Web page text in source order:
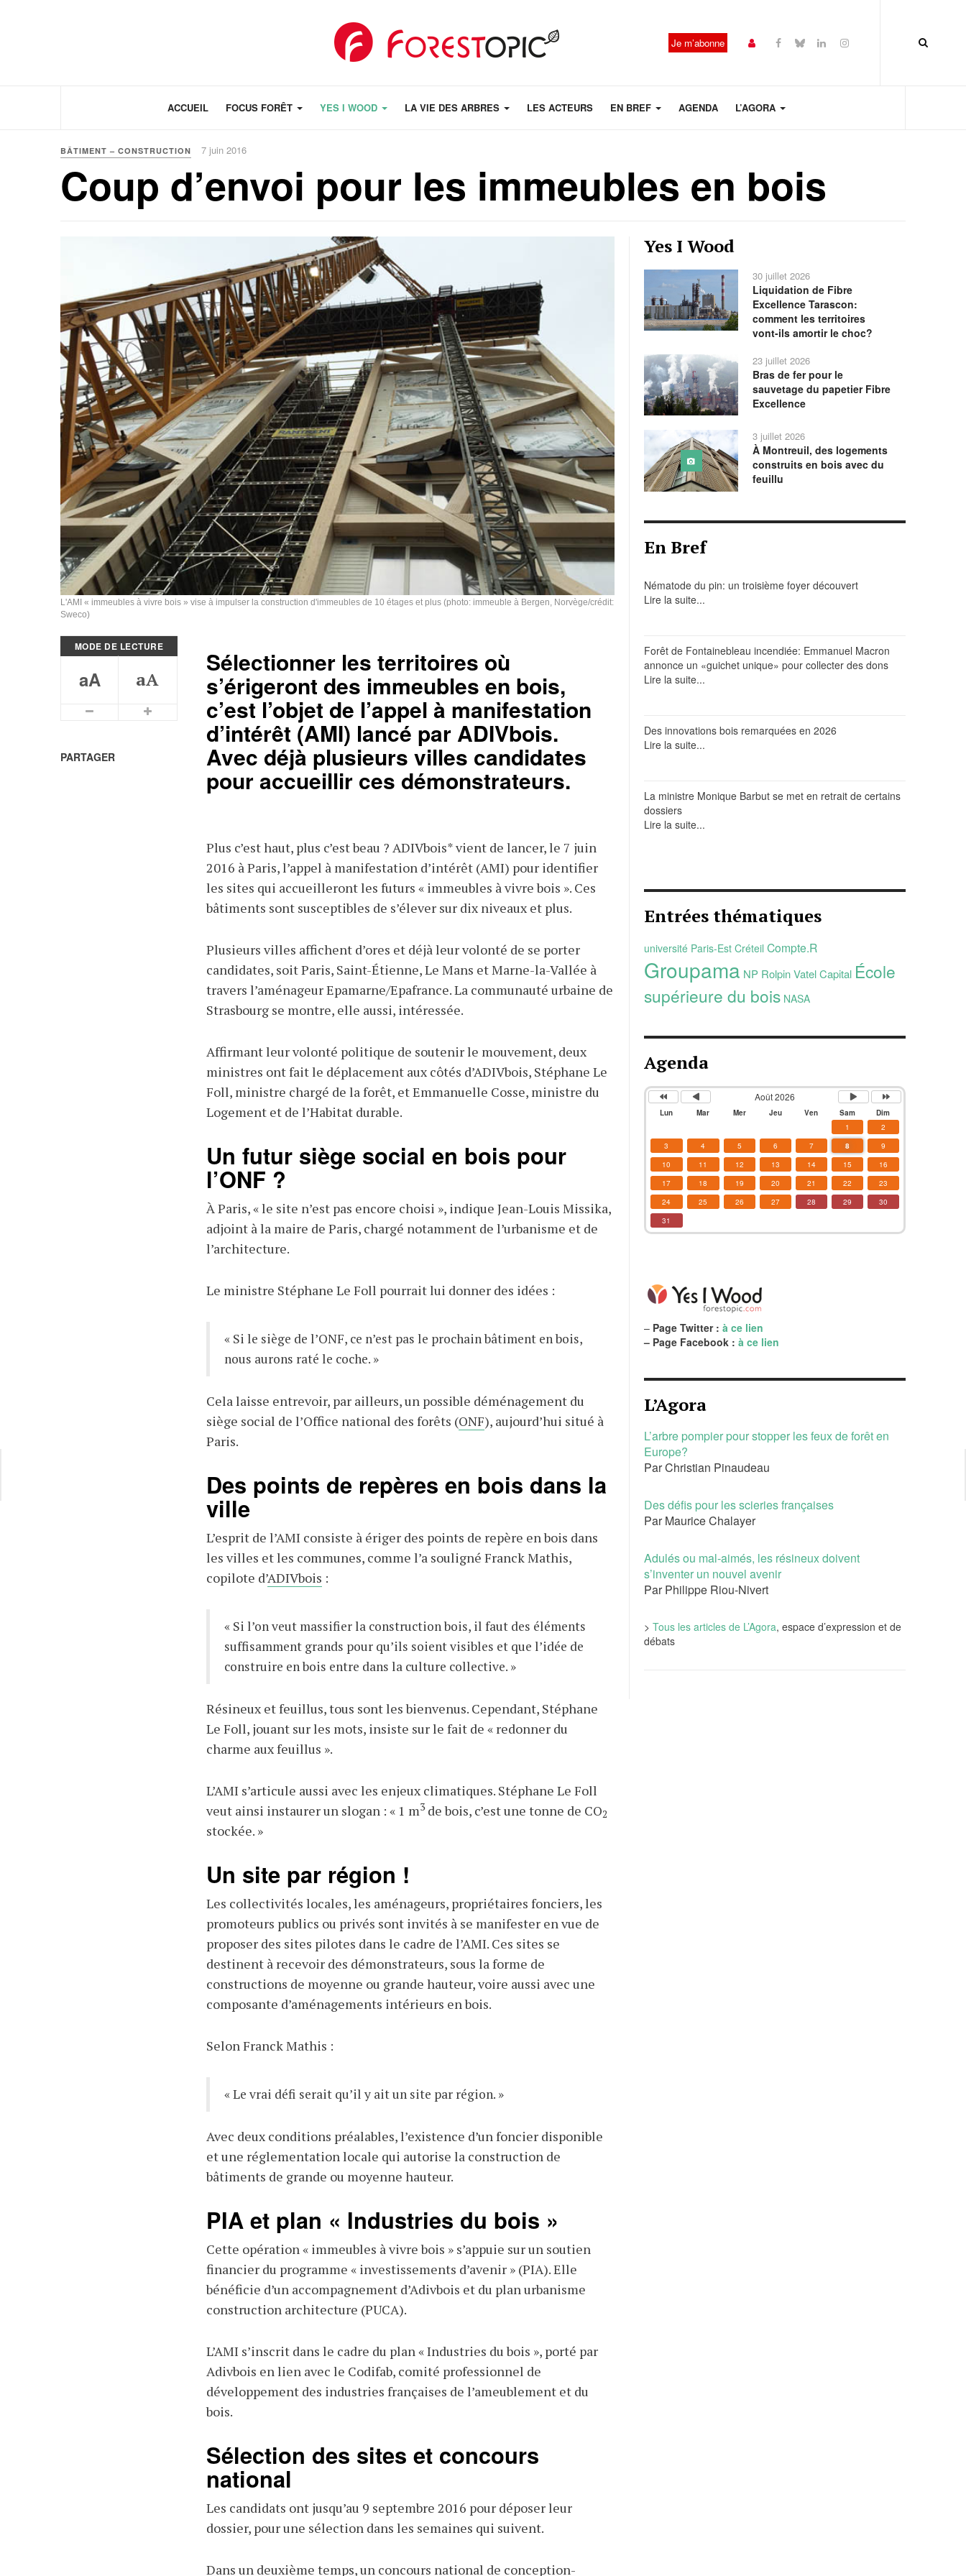
Je m’abonne
ACCUEIL FOCUS FORÊT YES I WOOD LA VIE DES ARBRES LES ACTEURS EN BREF AGENDA L’AGORA
BÂTIMENT – CONSTRUCTION 7 juin 2016
Coup d’envoi pour les immeubles en bois
L'AMI « immeubles à vivre bois » vise à impulser la construction d'immeubles de 10 étages et plus (photo: immeuble à Bergen, Norvège/crédit:
Sweco)
MODE DE LECTURE
aA aA
Plus petits caractèresPlus grands caractères
PARTAGER
Sélectionner les territoires où
s’érigeront des immeubles en bois,
c’est l’objet de l’appel à manifestation
d’intérêt (AMI) lancé par ADIVbois.
Avec déjà plusieurs villes candidates
pour accueillir ces démonstrateurs.
Plus c’est haut, plus c’est beau ? ADIVbois* vient de lancer, le 7 juin
2016 à Paris, l’appel à manifestation d’intérêt (AMI) pour identifier
les sites qui accueilleront les futurs « immeubles à vivre bois ». Ces
bâtiments sont susceptibles de s’élever sur dix niveaux et plus.
Plusieurs villes affichent d’ores et déjà leur volonté de se porter
candidates, soit Paris, Saint-Étienne, Le Mans et Marne-la-Vallée à
travers l’aménageur Epamarne/Epafrance. La communauté urbaine de
Strasbourg se montre, elle aussi, intéressée.
Affirmant leur volonté politique de soutenir le mouvement, deux
ministres ont fait le déplacement aux côtés d’ADIVbois, Stéphane Le
Foll, ministre chargé de la forêt, et Emmanuelle Cosse, ministre du
Logement et de l’Habitat durable.
Un futur siège social en bois pour
l’ONF ?
À Paris, « le site n’est pas encore choisi », indique Jean-Louis Missika,
adjoint à la maire de Paris, chargé notamment de l’urbanisme et de
l’architecture.
Le ministre Stéphane Le Foll pourrait lui donner des idées :
« Si le siège de l’ONF, ce n’est pas le prochain bâtiment en bois,
nous aurons raté le coche. »
Cela laisse entrevoir, par ailleurs, un possible déménagement du
siège social de l’Office national des forêts (ONF), aujourd’hui situé à
Paris.
Des points de repères en bois dans la
ville
L’esprit de l’AMI consiste à ériger des points de repère en bois dans
les villes et les communes, comme l’a souligné Franck Mathis,
copilote d’ADIVbois :
« Si l’on veut massifier la construction bois, il faut des éléments
suffisamment grands pour qu’ils soient visibles et que l’idée de
construire en bois entre dans la culture collective. »
Résineux et feuillus, tous sont les bienvenus. Cependant, Stéphane
Le Foll, jouant sur les mots, insiste sur le fait de « redonner du
charme aux feuillus ».
L’AMI s’articule aussi avec les enjeux climatiques. Stéphane Le Foll
veut ainsi instaurer un slogan : « 1 m3de bois, c’est une tonne de CO2
stockée. »
Un site par région !
Les collectivités locales, les aménageurs, propriétaires fonciers, les
promoteurs publics ou privés sont invités à se manifester en vue de
proposer des sites pilotes dans le cadre de l’AMI. Ces sites se
destinent à recevoir des démonstrateurs, sous la forme de
constructions de moyenne ou grande hauteur, voire aussi avec une
composante d’aménagements intérieurs en bois.
Selon Franck Mathis :
« Le vrai défi serait qu’il y ait un site par région. »
Avec deux conditions préalables, l’existence d’un foncier disponible
et une réglementation locale qui autorise la construction de
bâtiments de grande ou moyenne hauteur.
PIA et plan « Industries du bois »
Cette opération « immeubles à vivre bois » s’appuie sur un soutien
financier du programme « investissements d’avenir » (PIA). Elle
bénéficie d’un accompagnement d’Adivbois et du plan urbanisme
construction architecture (PUCA).
L’AMI s’inscrit dans le cadre du plan « Industries du bois », porté par
Adivbois en lien avec le Codifab, comité professionnel de
développement des industries françaises de l’ameublement et du
bois.
Sélection des sites et concours
national
Les candidats ont jusqu’au 9 septembre 2016 pour déposer leur
dossier, pour une sélection dans les semaines qui suivent.
Dans un deuxième temps, un concours national de conception-
Yes I Wood
30 juillet 2026
Liquidation de Fibre
Excellence Tarascon:
comment les territoires
vont-ils amortir le choc?
23 juillet 2026
Bras de fer pour le
sauvetage du papetier Fibre
Excellence
3 juillet 2026
À Montreuil, des logements
construits en bois avec du
feuillu
En Bref
Nématode du pin: un troisième foyer découvert
Lire la suite...
Forêt de Fontainebleau incendiée: Emmanuel Macron
annonce un «guichet unique» pour collecter des dons
Lire la suite...
Des innovations bois remarquées en 2026
Lire la suite...
La ministre Monique Barbut se met en retrait de certains
dossiers
Lire la suite...
Entrées thématiques
université Paris-Est Créteil Compte.R
Groupama NP Rolpin Vatel Capital École
supérieure du bois NASA
Agenda
précédenteprécédent
Août 2026
Lun Mar Mer Jeu Ven Sam
Dim
1
2
3
4 5 6 7 8
9
10
11 12 13 14 15
16
17
18 19 20 21 22
23
24
25 26 27 28 29
30
31
–Page Twitter : à ce lien
– Page Facebook : à ce lien
L’Agora
L’arbre pompier pour stopper les feux de forêt en
Europe?
Par Christian Pinaudeau
Des défis pour les scieries françaises
Par Maurice Chalayer
Adulés ou mal-aimés, les résineux doivent
s’inventer un nouvel avenir
Par Philippe Riou-Nivert
> Tous les articles de L’Agora, espace d’expression et de
débats